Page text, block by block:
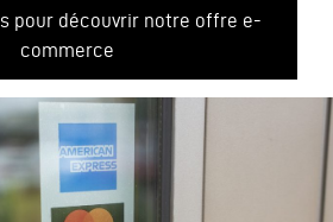
pour découvrir notre offre e-
commerce